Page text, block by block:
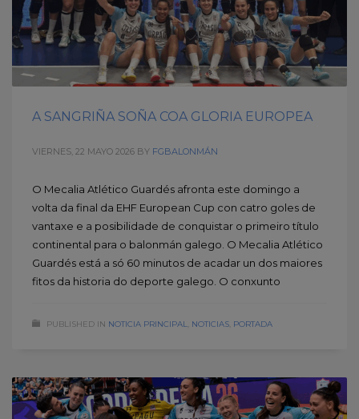
A SANGRIÑA SOÑA COA GLORIA EUROPEA
VIERNES, 22 MAYO 2026 BY FGBALONMÁN
O Mecalia Atlético Guardés afronta este domingo a
volta da final da EHF European Cup con catro goles de
vantaxe e a posibilidade de conquistar o primeiro título
continental para o balonmán galego. O Mecalia Atlético
Guardés está a só 60 minutos de acadar un dos maiores
fitos da historia do deporte galego. O conxunto
PUBLISHED IN NOTICIA PRINCIPAL NOTICIAS PORTADA